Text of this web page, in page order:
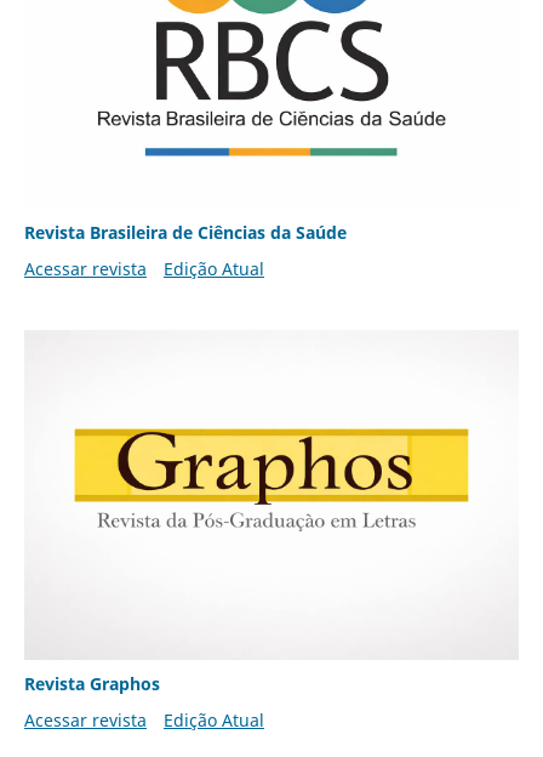
Revista Brasileira de Ciências da Saúde
Acessar revista
Edição Atual
Revista Graphos
Acessar revista
Edição Atual